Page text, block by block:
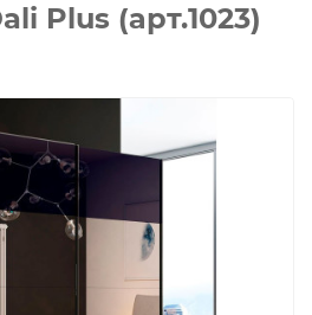
Plus (арт.1023)